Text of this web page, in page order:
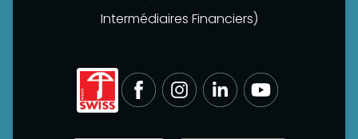
Intermédiaires Financiers)